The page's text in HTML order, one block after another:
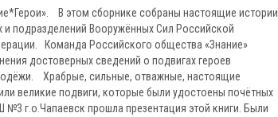
В этом сборнике собраны настоящие истории
подразделений Вооружённых Сил Российской
Команда Российского общества «Знание»
достоверных сведений о подвигах героев
Храбрые, сильные, отважные, настоящие
великие подвиги, которые были удостоены почётных
г.о.Чапаевск прошла презентация этой книги. Были